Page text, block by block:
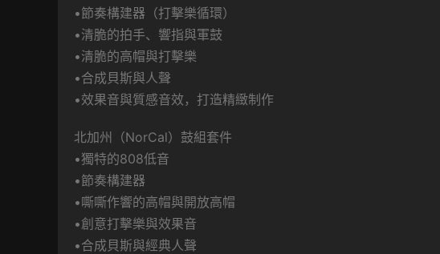
•節奏構建器（打擊樂循環）
•清脆的拍手、響指與軍鼓
•清脆的高帽與打擊樂
•合成貝斯與人聲
•效果音與質感音效，打造精緻制作
北加州（NorCal）鼓組套件
•獨特的808低音
•節奏構建器
•嘶嘶作響的高帽與開放高帽
•創意打擊樂與效果音
•合成貝斯與經典人聲